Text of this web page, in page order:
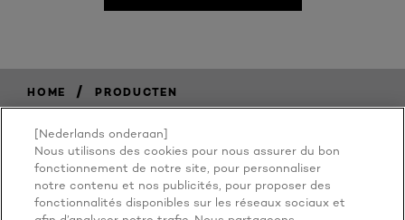
HOME / PRODUCTEN
BECAUSE
[Nederlands onderaan]
Nous utilisons des cookies pour nous assurer du bon
fonctionnement de notre site, pour personnaliser
notre contenu et nos publicités, pour proposer des
fonctionnalités disponibles sur les réseaux sociaux et